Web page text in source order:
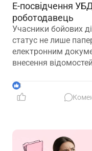
Е-посвідчення
роботодавець
Учасники бойових
статус не лише
електронним
внесення
користуватися
трудові гарантії,
3